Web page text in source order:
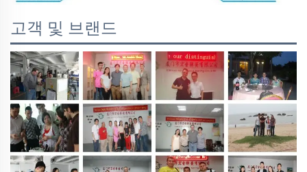
고객 및 브랜드